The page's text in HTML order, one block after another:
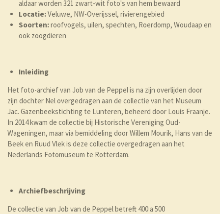
aldaar worden 321 zwart-wit foto's van hem bewaard
Locatie:Veluwe, NW-Overijssel, rivierengebied
Soorten:roofvogels, uilen, spechten, Roerdomp, Woudaap en
ook zoogdieren
Inleiding
Het foto-archief van Job van de Peppel is na zijn overlijden door
zijn dochter Nel overgedragen aan de collectie van het Museum
Jac. Gazenbeekstichting te Lunteren, beheerd door Louis Fraanje.
In 2014 kwam de collectie bij Historische Vereniging Oud-
Wageningen, maar via bemiddeling door Willem Mourik, Hans van de
Beek en Ruud Vlek is deze collectie overgedragen aan het
Nederlands Fotomuseum te Rotterdam.
Archiefbeschrijving
De collectie van Job van de Peppel betreft 400 a 500